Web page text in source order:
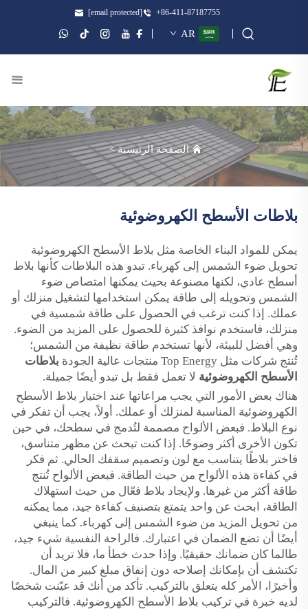
+86-411-87187755
[email protected]
AR
الصفحة الرئيسية>
بلاطات الأسطح الكهروضوئية
يمكن للمواد البناء الخاصة مثل بلاط الأسطح الكهروضوئية
تحويل ضوء الشمس إلى كهرباء. تبدو هذه البلاطات كأنها بلاط
أسطح عادي، لكنها مصنوعة بحيث يمكنها امتصاص ضوء
الشمس وتحويله إلى طاقة يمكن استخدامها لتشغيل منزلك أو
عملك. إذا كنت ترغب في الحصول على طاقة شمسية في
منزلك، فاستخدم نوافذ كثيرة للحصول على المزيد من الضوء.
وهي أفضل للبيئة، لأنها تستخدم طاقة نظيفة من الشمس؛
تُنتج شركات مثل Top Energy منتجات عالية الجودة
بلاطات
الأسطح الكهروضوئية لا تعمل فقط بل تبدو أيضًا جميلة.
هناك بعض الأمور التي يجب مراعاتها عند اختيار بلاط الأسطح
الكهروضوئية المناسبة لمنزلك أو عملك. أولاً، يجب أن تفكر في
نوع البلاط. فبعض الألواح مصممة لتُدمج في سطحك، في حين
تكون الأخرى أكثر وضوحًا. إذا كنت تبحث عن مظهر متناسق،
فاختر بلاطًا يتناسب مع لون وتصميم سقفك الحالي. ثم فكر
في كفاءة هذه الألواح من حيث الطاقة. فبعض الألواح تُنتج
طاقة أكثر من غيرها. ولإيجاد بلاط فعّال من حيث استهلاك
الطاقة، ابحث عن واحد يتمتع بتصنيف كفاءة جيد، مما يمكنه
من تحويل المزيد من ضوء الشمس إلى كهرباء. كما ينبغي
أيضًا أن تضع الضمان في اعتبارك. فالراحة النفسية شيء جيد،
طالما كان ضمانك حقيقيًا. وإذا حدث خطأ ما، فلا تريد أن
تكتشف أن بإمكانك إصلاحه دون إنفاق مبلغ كبير من المال.
وأخيرًا، الأمر كله يتعلق بالتركيب. تأكد من أنك قد عيّنت شخصًا
لديه خبرة في تركيب بلاط الأسطح الكهروضوئية. فالتركيب